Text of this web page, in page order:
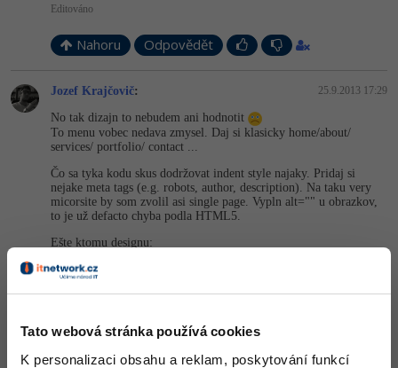
Tato webová stránka používá cookies
K personalizaci obsahu a reklam, poskytování funkcí
Elektronický podpis
Editováno
Nahoru Odpovědět
Jozef Krajčovič: 25.9.2013 17:29
No tak dizajn to nebudem ani hodnotit
To menu vobec nedava zmysel. Daj si klasicky home/about/
services/ portfolio/ contact ...
Čo sa tyka kodu skus dodržovat indent style najaky. Pridaj si
nejake meta tags (e.g. robots, author, description). Na taku very
micorsite by som zvolil asi single page. Vypln alt="" u obrazkov,
to je už defacto chyba podla HTML5.
Ešte ktomu designu:
nie jednu normal a druhu illustrovanu
Tomas633: 26.9.2013 14:47